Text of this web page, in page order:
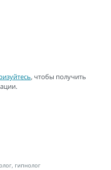
, чтобы получить
гипнолог